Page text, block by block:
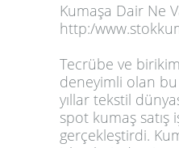
Kumaşa Dair Ne
http:/
Tecrübe ve
deneyimli olan
yıllar tekstil
spot kumaş satış
gerçekleştirdi.